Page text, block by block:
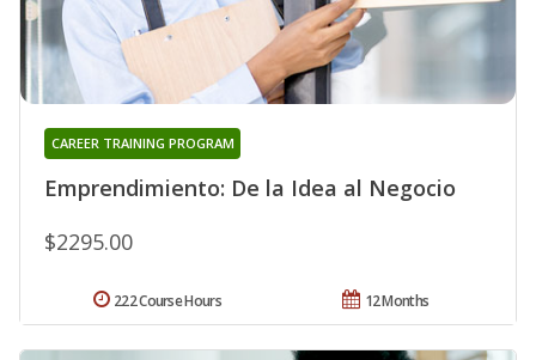
Emprendimiento: De la Idea al Negocio
CAREER TRAINING PROGRAM
$2295.00
12 Months
222 Course Hours